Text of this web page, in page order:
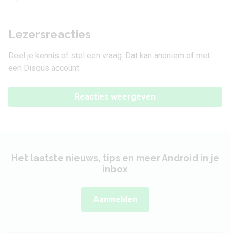
Lezersreacties
Deel je kennis of stel een vraag. Dat kan anoniem of met
een Disqus account.
Reacties weergeven
Het laatste nieuws, tips en meer Android in je
inbox
Aanmelden